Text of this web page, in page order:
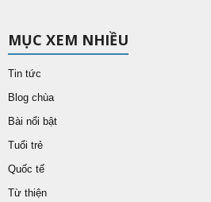
MỤC XEM NHIỀU
Tin tức
Blog chùa
Bài nổi bật
Tuổi trẻ
Quốc tế
Từ thiện